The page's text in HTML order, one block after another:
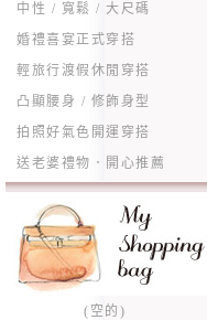
中性 / 寬鬆 / 大尺碼
婚禮喜宴正式穿搭
輕旅行渡假休閒穿搭
凸顯腰身 / 修飾身型
拍照好氣色開運穿搭
送老婆禮物．開心推薦
(空的)